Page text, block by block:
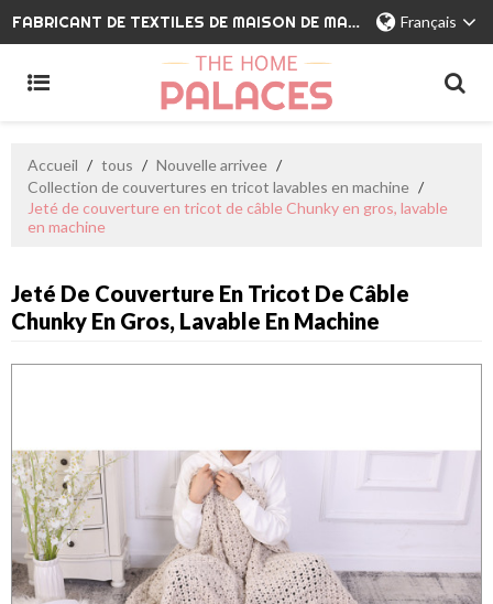
FABRICANT DE TEXTILES DE MAISON DE MARQUE PRIVÉE Français
Accueil / tous / Nouvelle arrivee /
Collection de couvertures en tricot lavables en machine /
Jeté de couverture en tricot de câble Chunky en gros, lavable
en machine
Jeté De Couverture En Tricot De Câble
Chunky En Gros, Lavable En Machine